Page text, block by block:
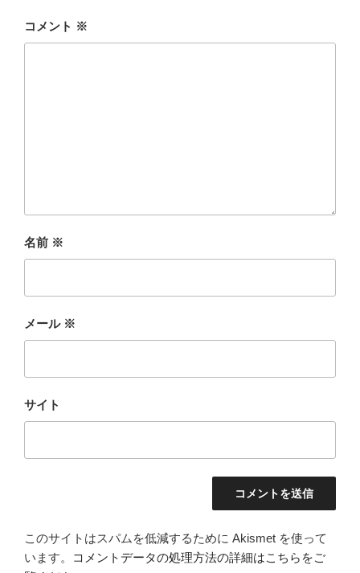
コメント ※
名前 ※
メール ※
サイト
このサイトはスパムを低減するために Akismet を使って
います。
コメントデータの処理方法の詳細はこちらをご